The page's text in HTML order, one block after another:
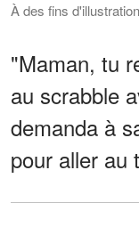
À des fins
"Maman, tu
au scrabble
demanda à
pour aller au